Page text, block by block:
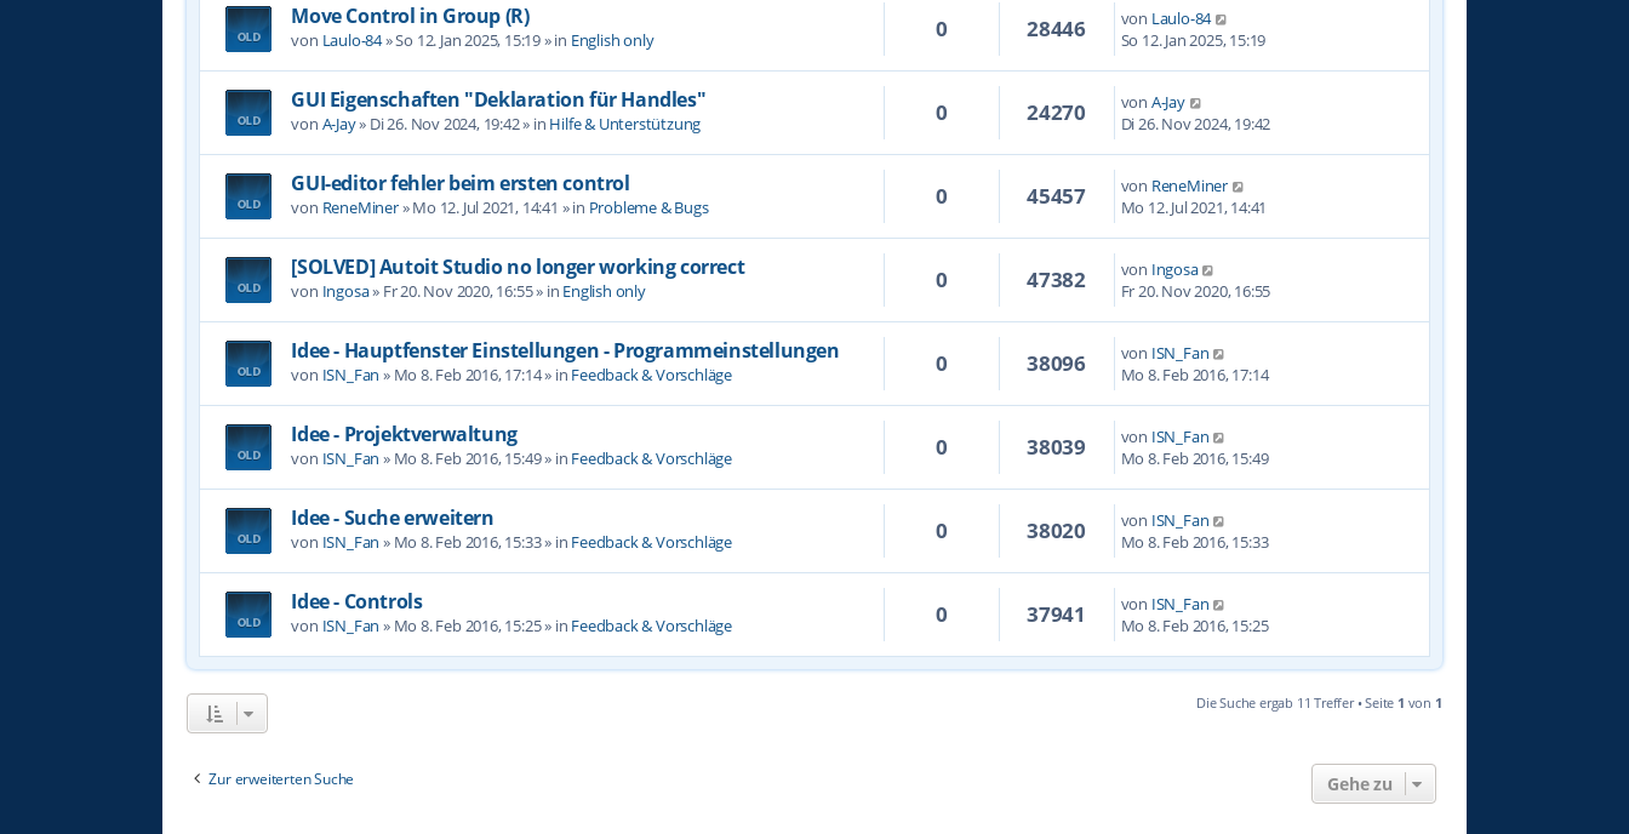
Move Control in Group (R)
von Laulo-84»So 12. Jan 2025, 15:19» in English only 0 28446 von Laulo-84
So 12. Jan 2025, 15:19
GUI Eigenschaften "Deklaration für Handles"
von A-Jay» Di 26. Nov 2024, 19:42» in Hilfe & Unterstützung 0 24270 von A-Jay
Di 26. Nov 2024, 19:42
GUI-editor fehler beim ersten control
von ReneMiner»Mo 12. Jul 2021, 14:41 » in Probleme & Bugs 0 45457 von ReneMiner
Mo 12. Jul 2021, 14:41
[SOLVED] Autoit Studio no longer working correct
von Ingosa» Fr 20. Nov 2020, 16:55» in English only 0 47382 von Ingosa
Fr 20. Nov 2020, 16:55
Idee - Hauptfenster Einstellungen - Programmeinstellungen
von ISN_Fan » Mo 8. Feb 2016, 17:14» in Feedback & Vorschläge 0 38096 von ISN_Fan
Mo 8. Feb 2016, 17:14
Idee - Projektverwaltung
von ISN_Fan » Mo 8. Feb 2016, 15:49» in Feedback & Vorschläge 0 38039 von ISN_Fan
Mo 8. Feb 2016, 15:49
Idee - Suche erweitern
von ISN_Fan » Mo 8. Feb 2016, 15:33» in Feedback & Vorschläge 0 38020 von ISN_Fan
Mo 8. Feb 2016, 15:33
Idee - Controls
von ISN_Fan » Mo 8. Feb 2016, 15:25» in Feedback & Vorschläge 0 37941 von ISN_Fan
Mo 8. Feb 2016, 15:25
Die Suche ergab 11 Treffer • Seite 1 von 1
Zur erweiterten Suche Gehe zu